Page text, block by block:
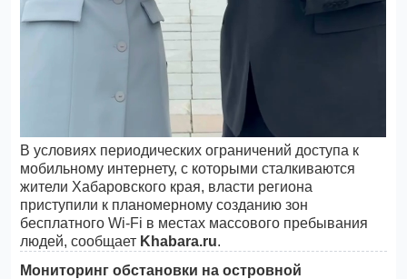
В условиях периодических ограничений доступа к
мобильному интернету, с которыми сталкиваются
жители Хабаровского края, власти региона
приступили к планомерному созданию зон
бесплатного Wi-Fi в местах массового пребывания
людей, сообщает Khabara.ru.
Мониторинг обстановки на островной